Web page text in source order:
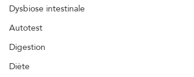
Dysbiose intestinale
Autotest
Digestion
Diète